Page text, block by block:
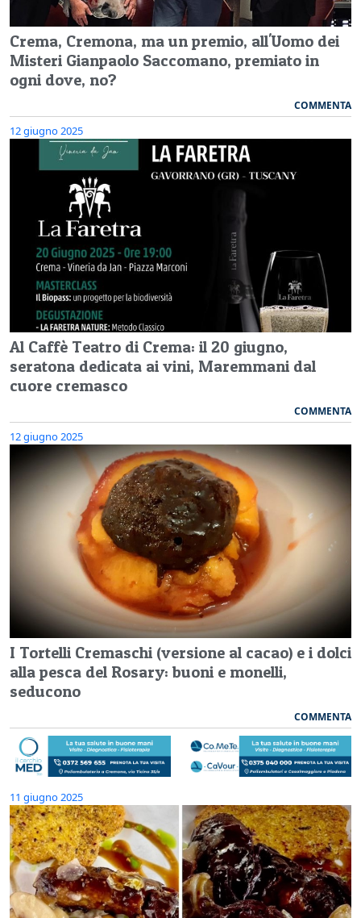
Crema, Cremona, ma un premio, all'Uomo dei
Misteri Gianpaolo Saccomano, premiato in
ogni dove, no?
COMMENTA
12 giugno 2025
Al Caffè Teatro di Crema: il 20 giugno,
seratona dedicata ai vini, Maremmani dal
cuore cremasco
COMMENTA
12 giugno 2025
I Tortelli Cremaschi (versione al cacao) e i dolci
alla pesca del Rosary: buoni e monelli,
seducono
COMMENTA
11 giugno 2025